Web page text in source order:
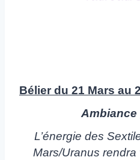
Bélier du 21 Mars au
Ambiance
L’énergie des
Mars/Uranus